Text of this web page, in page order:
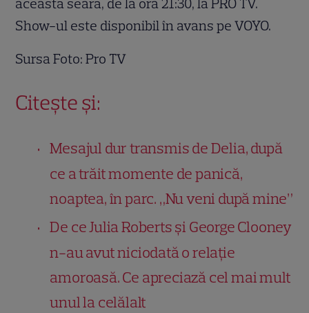
această seară, de la ora 21:30, la PRO TV.
Show-ul este disponibil în avans pe VOYO.
Sursa Foto: Pro TV
Citește și:
Mesajul dur transmis de Delia, după
ce a trăit momente de panică,
noaptea, în parc. „Nu veni după mine”
De ce Julia Roberts și George Clooney
n-au avut niciodată o relație
amoroasă. Ce apreciază cel mai mult
unul la celălalt